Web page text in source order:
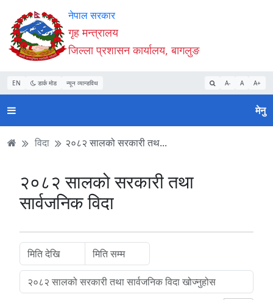
Accessibility
Mode
सुरु
गर्नुहोस्
सामाग्री
पढ्नुहाेस्
नेभिगेसन
पढ्नुहाेस्
वेबसाइट
खोजमा
जानुहोस्
नेपाल सरकार
गृह मन्त्रालय
जिल्ला प्रशासन कार्यालय, बागलुङ
EN डार्क मोड न्यून व्यान्डविथ A- A A+
मेनु
विदा २०८२ सालको सरकारी तथ...
२०८२ सालको सरकारी तथा
सार्वजनिक विदा